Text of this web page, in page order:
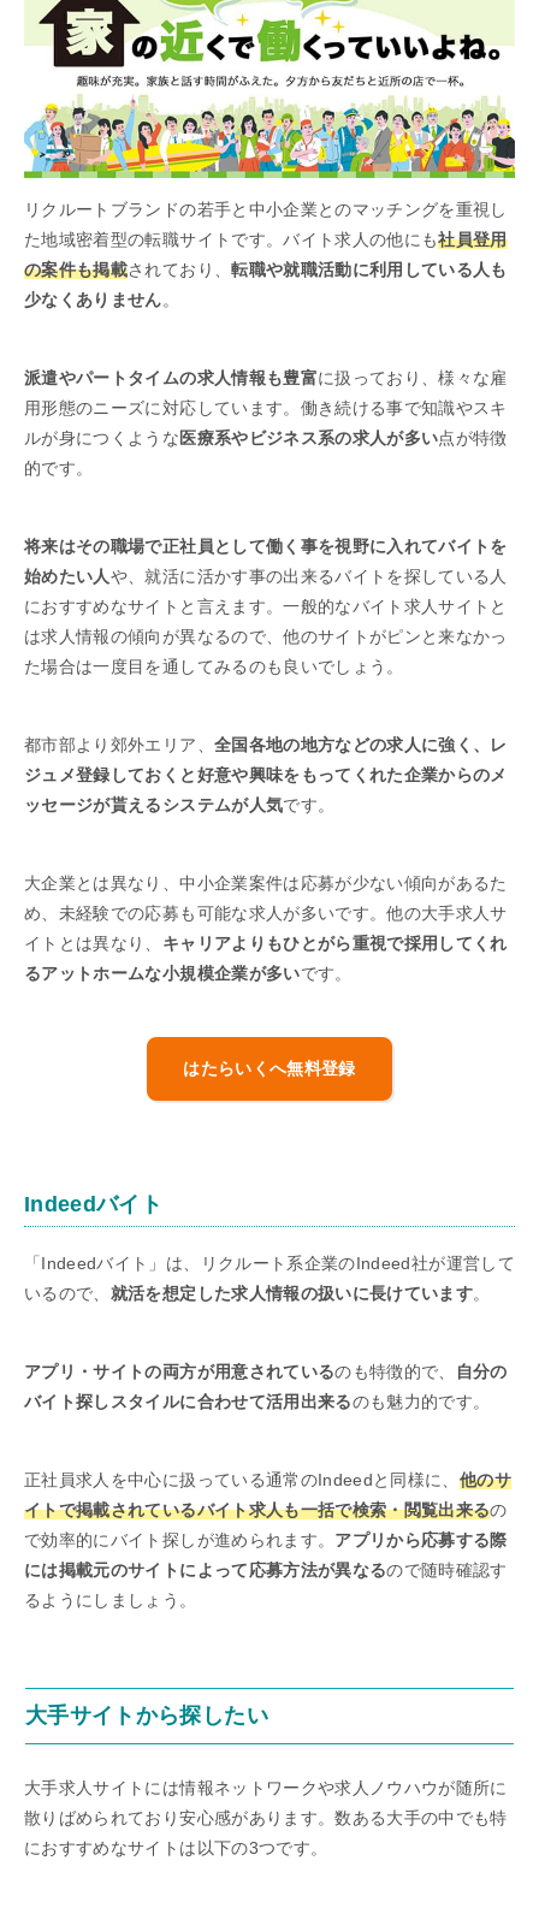
リクルートブランドの若手と中小企業とのマッチングを重視し
た地域密着型の転職サイトです。バイト求人の他にも社員登用
の案件も掲載されており、転職や就職活動に利用している人も
少なくありません。
派遣やパートタイムの求人情報も豊富に扱っており、様々な雇
用形態のニーズに対応しています。働き続ける事で知識やスキ
ルが身につくような医療系やビジネス系の求人が多い点が特徴
的です。
将来はその職場で正社員として働く事を視野に入れてバイトを
始めたい人や、就活に活かす事の出来るバイトを探している人
におすすめなサイトと言えます。一般的なバイト求人サイトと
は求人情報の傾向が異なるので、他のサイトがピンと来なかっ
た場合は一度目を通してみるのも良いでしょう。
都市部より郊外エリア、 全国各地の地方などの求人に強く、レ
ジュメ登録しておくと好意や興味をもってくれた企業からのメ
ッセージが貰えるシステムが人気です。
大企業とは異なり、中小企業案件は応募が少ない傾向があるた
め、未経験での応募も可能な求人が多いです。他の大手求人サ
イトとは異なり、 キャリアよりもひとがら重視で採用してくれ
るアットホームな小規模企業が多いです。
はたらいくへ無料登録
Indeedバイト
「Indeedバイト」は、リクルート系企業のIndeed社が運営して
いるので、 就活を想定した求人情報の扱いに長けています。
アプリ・サイトの両方が用意されているのも特徴的で、
自分の
バイト探しスタイルに合わせて活用出来るのも魅力的です。
正社員求人を中心に扱っている通常のIndeedと同様に、 他のサ
イトで掲載されているバイト求人も一括で検索・閲覧出来るの
で効率的にバイト探しが進められます。 アプリから応募する際
には掲載元のサイトによって応募方法が異なるので随時確認す
るようにしましょう。
大手サイトから探したい
大手求人サイトには情報ネットワークや求人ノウハウが随所に
散りばめられており安心感があります。数ある大手の中でも特
におすすめなサイトは以下の3つです。